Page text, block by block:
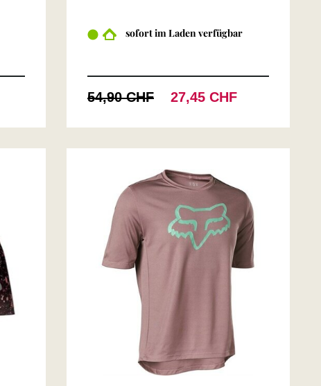
sofort im Laden verfügbar
54,90 CHF 27,45 CHF